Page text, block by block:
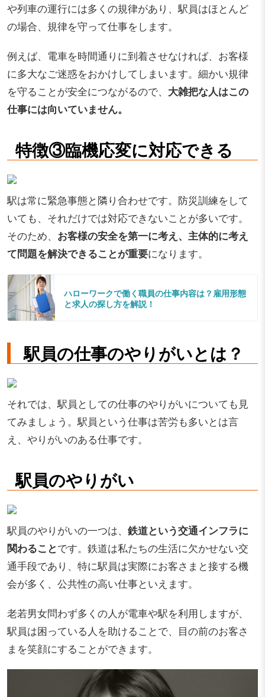
や列車の運行には多くの規律があり、駅員はほとんど
の場合、規律を守って仕事をします。
例えば、電車を時間通りに到着させなければ、お客様
に多大なご迷惑をおかけしてしまいます。細かい規律
を守ることが安全につながるので、 大雑把な人はこの
仕事には向いていません。
特徴③臨機応変に対応できる
駅は常に緊急事態と隣り合わせです。防災訓練をして
いても、それだけでは対応できないことが多いです。
そのため、 お客様の安全を第一に考え、主体的に考え
て問題を解決できることが重要になります。
ハローワークで働く職員の仕事内容は？雇用形態
と求人の探し方を解説！
駅員の仕事のやりがいとは？
それでは、駅員としての仕事のやりがいについても見
てみましょう。駅員という仕事は苦労も多いとは言
え、やりがいのある仕事です。
駅員のやりがい
駅員のやりがいの一つは、 鉄道という交通インフラに
関わることです。鉄道は私たちの生活に欠かせない交
通手段であり、特に駅員は実際にお客さまと接する機
会が多く、公共性の高い仕事といえます。
老若男女問わず多くの人が電車や駅を利用しますが、
駅員は困っている人を助けることで、目の前のお客さ
まを笑顔にすることができます。